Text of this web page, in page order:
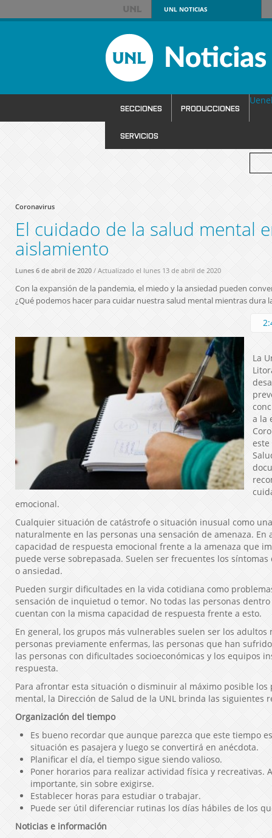
UNLNOTICIAS
SECCIONES PRODUCCIONES
SERVICIOS
Coronavirus
El cuidado de la salud mental
aislamiento
Lunes 6 de abril de 2020 / Actualizado el lunes 13 de abril de 2020
Con la expansión de la pandemia, el miedo y la ansiedad pueden
¿Qué podemos hacer para cuidar nuestra salud mental mientras dura
La
a la
este
emocional.
Cualquier situación de catástrofe o situación inusual como
naturalmente en las personas una sensación de amenaza. En
capacidad de respuesta emocional frente a la amenaza que
puede verse sobrepasada. Suelen ser frecuentes los
o ansiedad.
Pueden surgir dificultades en la vida cotidiana como
sensación de inquietud o temor. No todas las personas
cuentan con la misma capacidad de respuesta frente a esto.
En general, los grupos más vulnerables suelen ser los adultos
personas previamente enfermas, las personas que han
las personas con dificultades socioeconómicas y los equipos
respuesta.
Para afrontar esta situación o disminuir al máximo posible los
mental, la Dirección de Salud de la UNL brinda las siguientes
Organización del tiempo
Es bueno recordar que aunque parezca que este tiempo
situación es pasajera y luego se convertirá en anécdota.
Planificar el día, el tiempo sigue siendo valioso.
Poner horarios para realizar actividad física y recreativas.
importante, sin sobre exigirse.
Establecer horas para estudiar o trabajar.
Puede ser útil diferenciar rutinas los días hábiles de los
Noticias e información